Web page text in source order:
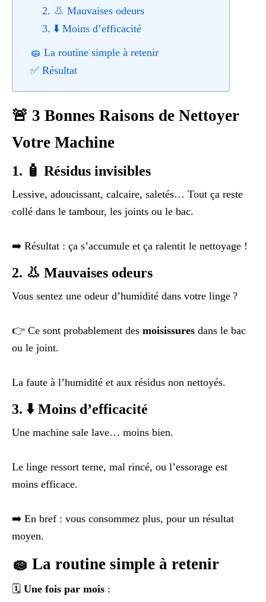
2. 👃 Mauvaises odeurs
3. ⬇️ Moins d’efficacité
🧽 La routine simple à retenir
✅ Résultat
🚨 3 Bonnes Raisons de Nettoyer
Votre Machine
1. 🧴 Résidus invisibles
Lessive, adoucissant, calcaire, saletés… Tout ça reste
collé dans le tambour, les joints ou le bac.
➡️ Résultat : ça s’accumule et ça ralentit le nettoyage !
2. 👃 Mauvaises odeurs
Vous sentez une odeur d’humidité dans votre linge ?
👉 Ce sont probablement des moisissures dans le bac
ou le joint.
La faute à l’humidité et aux résidus non nettoyés.
3. ⬇️ Moins d’efficacité
Une machine sale lave… moins bien.
Le linge ressort terne, mal rincé, ou l’essorage est
moins efficace.
➡️ En bref : vous consommez plus, pour un résultat
moyen.
🧽 La routine simple à retenir
🗓️ Une fois par mois :